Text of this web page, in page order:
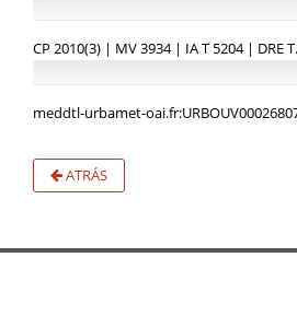
CP 2010(3) | MV 3934 | IA T 5204 | DRE
meddtl-urbamet-
ATRÁS